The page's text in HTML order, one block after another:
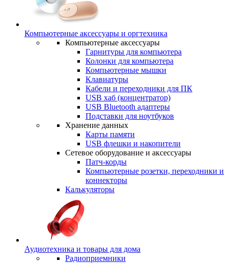
Компьютерные аксессуары и оргтехника
Компьютерные аксессуары
Гарнитуры для компьютера
Колонки для компьютера
Компьютерные мышки
Клавиатуры
Кабели и переходники для ПК
USB хаб (концентратор)
USB Bluetooth адаптеры
Подставки для ноутбуков
Хранение данных
Карты памяти
USB флешки и накопители
Сетевое оборудование и аксессуары
Патч-корды
Компьютерные розетки, переходники и
коннекторы
Калькуляторы
Аудиотехника и товары для дома
Радиоприемники